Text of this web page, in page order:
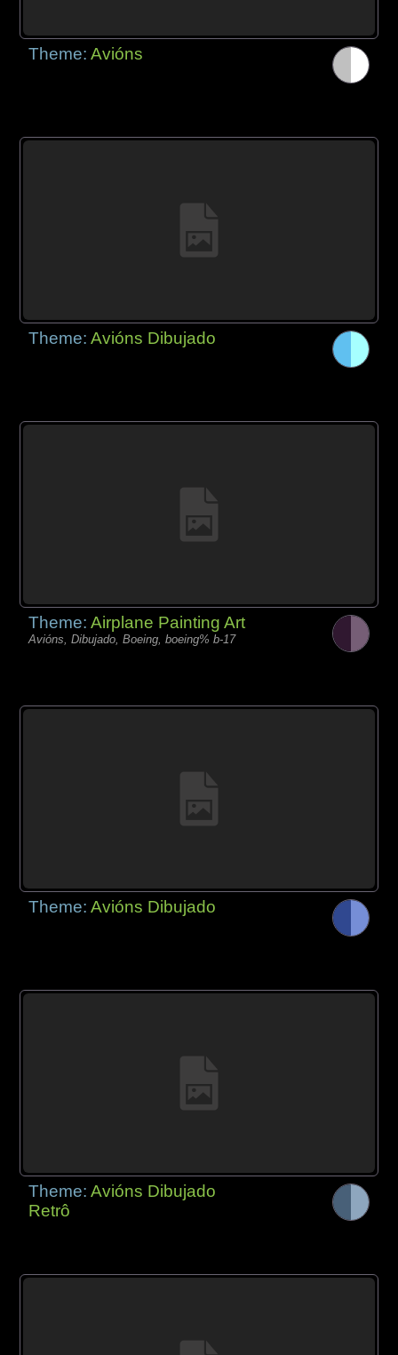
Theme:Avións
Theme:Avións Dibujado
Theme:Airplane Painting Art
Avións, Dibujado, Boeing, boeing% b-17
Theme:Avións Dibujado
Theme:Avións Dibujado
Retrô